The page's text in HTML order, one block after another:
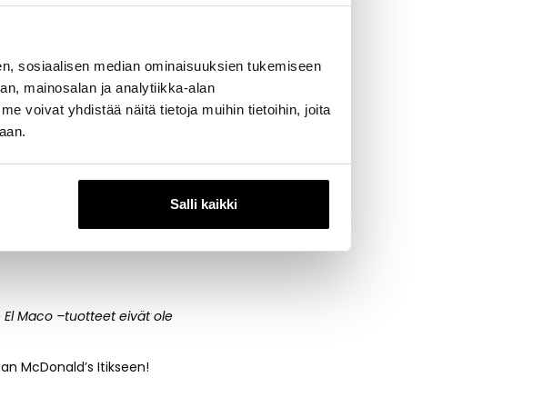
sosiaalisen median ominaisuuksien tukemiseen
mainosalan ja analytiikka-alan
voivat yhdistää näitä tietoja muihin tietoihin, joita
Salli kaikki
ja ravintola toimii konseptilla,
myös pöytiintarjoilun,
lisäksi asiakkaiden käytössä tulee
Rewards – pisteohjelma
El Maco –tuotteet eivät ole
McDonald’s Itikseen!